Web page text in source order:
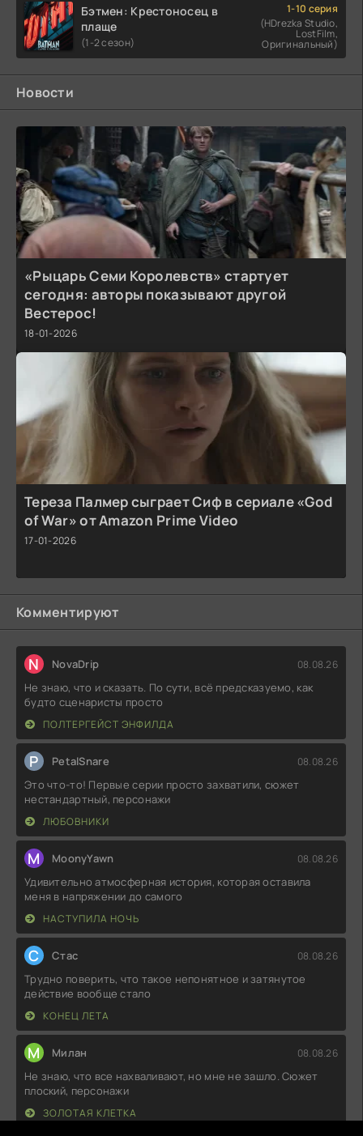
Бэтмен: Крестоносец в
плаще
(1-2 сезон)
1-10 серия
(HDrezka Studio,
LostFilm,
Оригинальный)
Новости
«Рыцарь Семи Королевств» стартует
сегодня: авторы показывают другой
Вестерос!
18-01-2026
Тереза Палмер сыграет Сиф в сериале «God
of War» от Amazon Prime Video
17-01-2026
Комментируют
N NovaDrip 08.08.26
Не знаю, что и сказать. По сути, всё предсказуемо, как
будто сценаристы просто
ПОЛТЕРГЕЙСТ ЭНФИЛДА
P PetalSnare 08.08.26
Это что-то! Первые серии просто захватили, сюжет
нестандартный, персонажи
ЛЮБОВНИКИ
M MoonyYawn 08.08.26
Удивительно атмосферная история, которая оставила
меня в напряжении до самого
НАСТУПИЛА НОЧЬ
С Стас 08.08.26
Трудно поверить, что такое непонятное и затянутое
действие вообще стало
КОНЕЦ ЛЕТА
М Милан 08.08.26
Не знаю, что все нахваливают, но мне не зашло. Сюжет
плоский, персонажи
ЗОЛОТАЯ КЛЕТКА